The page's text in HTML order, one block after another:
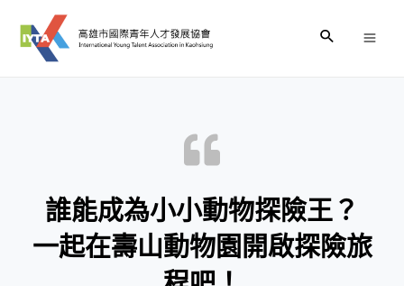
誰能成為小小動物探險王？
一起在壽山動物園開啟探險旅